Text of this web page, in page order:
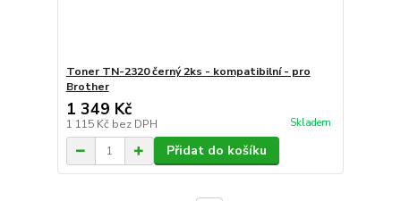
Toner TN-2320 černý 2ks - kompatibilní - pro
Brother
1 349 Kč
1 115 Kč bez DPH Skladem
Přidat do košíku